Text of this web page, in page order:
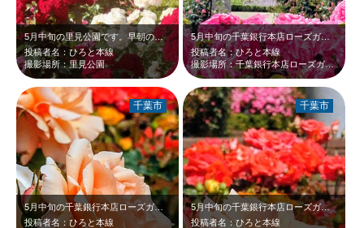
5月中旬の里見公園です。早朝の日射しを受けて輝く赤やピンクのバラが、新緑に映え…
投稿者名：ひろと本線
撮影場所：里見公園
5月中旬の千葉銀行本店ローズガーデンです。鮮やかなピンクのバラが、バックの白い…
投稿者名：ひろと本線
撮影場所：千葉銀行本店ローズガーデン
5月中旬の千葉銀行本店ローズガーデンです。淡いオレンジのバラが、バックの赤やピ…
投稿者名：ひろと本線
千葉市
5月中旬の千葉銀行本店ローズガーデンです。濃淡のオレンジ、ピンクのバラが、新緑…
投稿者名：ひろと本線
千葉市